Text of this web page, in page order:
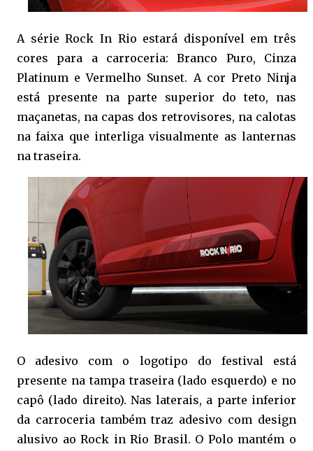
A série Rock In Rio estará disponível em três
cores para a carroceria: Branco Puro, Cinza
Platinum e Vermelho Sunset. A cor Preto Ninja
está presente na parte superior do teto, nas
maçanetas, na capas dos retrovisores, na calotas
na faixa que interliga visualmente as lanternas
na traseira.
O adesivo com o logotipo do festival está
presente na tampa traseira (lado esquerdo) e no
capô (lado direito). Nas laterais, a parte inferior
da carroceria também traz adesivo com design
alusivo ao Rock in Rio Brasil. O Polo mantém o